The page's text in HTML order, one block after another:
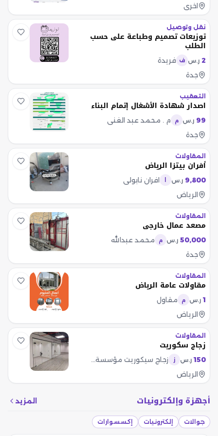
اخرى
نقل وتوصيل
توزيعات تصميم وطباعة على حسب
الطلب
2 ر.س ف فريدة
جدة
التعقيب
اصدار شهادة الأشغال إتمام البناء
99 ر.س م
م . محمد عبد الغني
جدة
المقاولات
أفران بيتزا الرياض
9,800 ر.س
افران نابولي
الرياض
المقاولات
مصعد عمال خارجي
50,000 ر.س م
محمد عبدالله
جدة
المقاولات
مقاولات عامة الرياض
1 ر.س م
مقاول
الرياض
المقاولات
زجاج سكوريت
150 ر.س ز
زجاج سيكوريت مؤسسة سطور الماسة
الرياض
أجهزة وإلكترونيات المزيد
جوالات إلكترونيات إكسسوارات